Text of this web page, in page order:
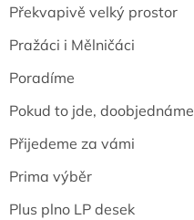
Překvapivě velký prostor
Pražáci i Mělničáci
Poradíme
Pokud to jde, doobjednáme
Přijedeme za vámi
Prima výběr
Plus plno LP desek